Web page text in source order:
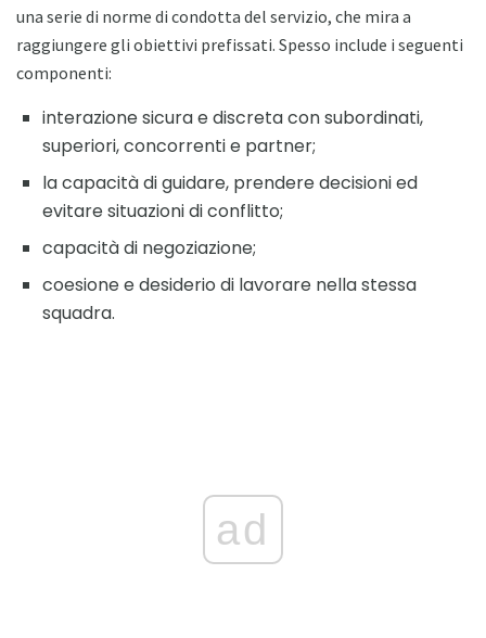
una serie di norme di condotta del servizio, che mira a
raggiungere gli obiettivi prefissati. Spesso include i seguenti
componenti:
interazione sicura e discreta con subordinati,
superiori, concorrenti e partner;
la capacità di guidare, prendere decisioni ed
evitare situazioni di conflitto;
capacità di negoziazione;
coesione e desiderio di lavorare nella stessa
squadra.
ad